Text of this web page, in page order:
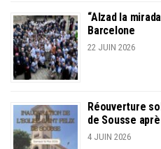
“Alzad la
Barcelone
22 JUIN 2026
Réouverture
de Sousse
4 JUIN 2026